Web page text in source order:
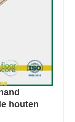
houten